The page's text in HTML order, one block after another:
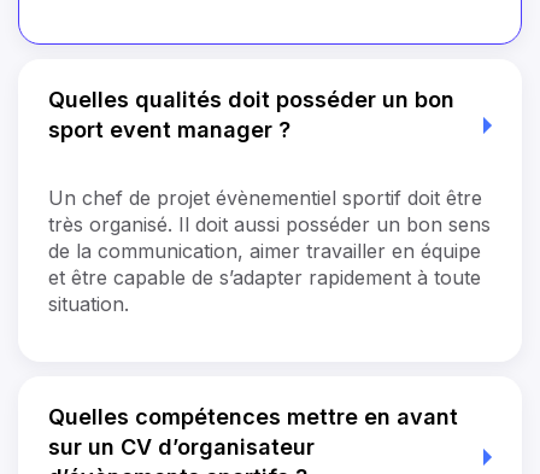
Quelles qualités doit posséder un bon
sport event manager ?
Un chef de projet évènementiel sportif doit être
très organisé. Il doit aussi posséder un bon sens
de la communication, aimer travailler en équipe
et être capable de s’adapter rapidement à toute
situation.
Quelles compétences mettre en avant
sur un CV d’organisateur